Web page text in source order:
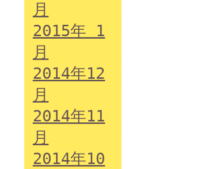
月
2015年 1
月
2014年12
月
2014年11
月
2014年10